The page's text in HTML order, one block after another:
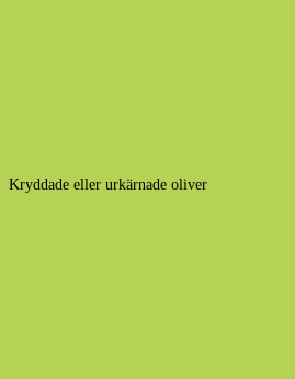
Kryddade eller urkärnade oliver